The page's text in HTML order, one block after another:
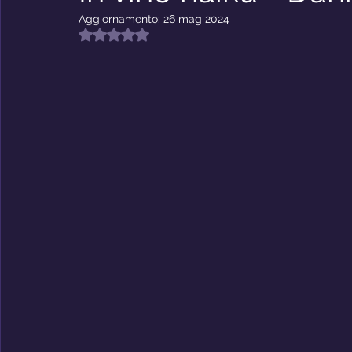
Riflessioni Premio Nabokov
Aggiornamento: 26 mag 2024
Valutazione NaN stelle su 5.